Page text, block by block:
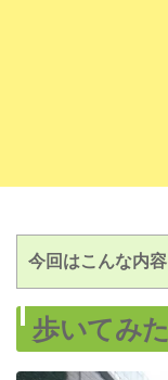
今回はこんな内容
歩いてみた